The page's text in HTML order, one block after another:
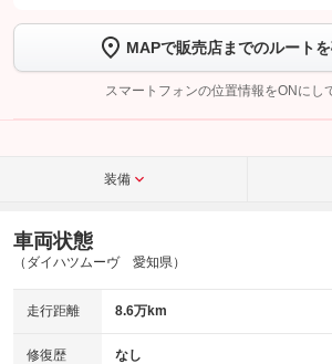
トーク画面で
ボタンをタップして問い
完了してください。
こちら
MAPで販売店までのルート
スマートフォンの位置情報をONにし
装備
車両状態
（ダイハツムーヴ 愛知県）
走行距離 8.6万km
修復歴 なし